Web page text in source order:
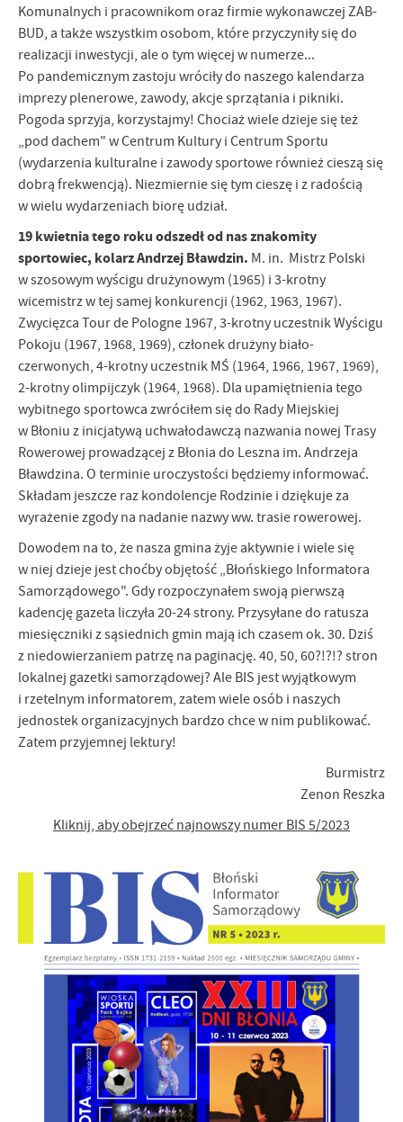
Komunalnych i pracownikom oraz firmie wykonawczej ZAB-
BUD, a także wszystkim osobom, które przyczyniły się do
realizacji inwestycji, ale o tym więcej w numerze...
Po pandemicznym zastoju wróciły do naszego kalendarza
imprezy plenerowe, zawody, akcje sprzątania i pikniki.
Pogoda sprzyja, korzystajmy! Chociaż wiele dzieje się też
„pod dachem" w Centrum Kultury i Centrum Sportu
(wydarzenia kulturalne i zawody sportowe również cieszą się
dobrą frekwencją). Niezmiernie się tym cieszę i z radością
w wielu wydarzeniach biorę udział.
19 kwietnia tego roku odszedł od nas znakomity
sportowiec, kolarz Andrzej Bławdzin. M. in. Mistrz Polski
w szosowym wyścigu drużynowym (1965) i 3-krotny
wicemistrz w tej samej konkurencji (1962, 1963, 1967).
Zwycięzca Tour de Pologne 1967, 3-krotny uczestnik Wyścigu
Pokoju (1967, 1968, 1969), członek drużyny biało-
czerwonych, 4-krotny uczestnik MŚ (1964, 1966, 1967, 1969),
2-krotny olimpijczyk (1964, 1968). Dla upamiętnienia tego
wybitnego sportowca zwróciłem się do Rady Miejskiej
w Błoniu z inicjatywą uchwałodawczą nazwania nowej Trasy
Rowerowej prowadzącej z Błonia do Leszna im. Andrzeja
Bławdzina. O terminie uroczystości będziemy informować.
Składam jeszcze raz kondolencje Rodzinie i dziękuje za
wyrażenie zgody na nadanie nazwy ww. trasie rowerowej.
Dowodem na to, że nasza gmina żyje aktywnie i wiele się
w niej dzieje jest choćby objętość „Błońskiego Informatora
Samorządowego". Gdy rozpoczynałem swoją pierwszą
kadencję gazeta liczyła 20-24 strony. Przysyłane do ratusza
miesięczniki z sąsiednich gmin mają ich czasem ok. 30. Dziś
z niedowierzaniem patrzę na paginację. 40, 50, 60?!?!? stron
lokalnej gazetki samorządowej? Ale BIS jest wyjątkowym
i rzetelnym informatorem, zatem wiele osób i naszych
jednostek organizacyjnych bardzo chce w nim publikować.
Zatem przyjemnej lektury!
Burmistrz
Zenon Reszka
Kliknij, aby obejrzeć najnowszy numer BIS 5/2023